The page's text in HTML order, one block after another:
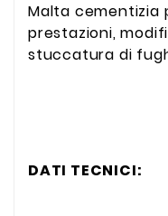
Malta cementizia
prestazioni,
stuccatura di
DATI TECNICI: